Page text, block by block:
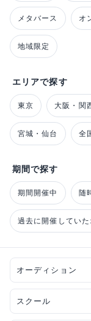
メタバース オ
地域限定
エリアで探す
東京 大阪・関
宮城・仙台 全
期間で探す
期間開催中 随
過去に開催してい
オーディション
スクール